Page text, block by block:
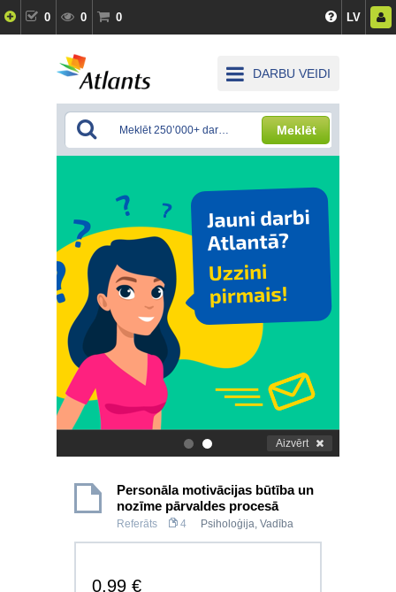
0 0 0 LV
DARBU VEIDI
Meklēt
. Aizvērt
Personāla motivācijas būtība un
nozīme pārvaldes procesā
Referāts 4 Psiholoģija, Vadība
0,99 €